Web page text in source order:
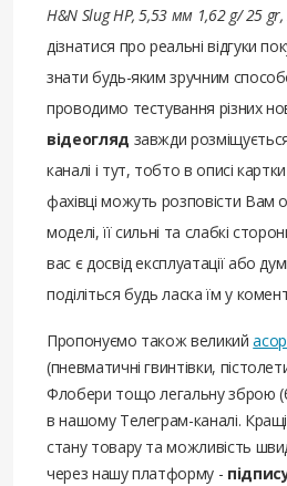
H&N Slug HP, 5,53 мм 1,62 g/ 25
дізнатися про реальні відгуки
знати будь-яким зручним
проводимо тестування різних
відеогляд завжди
каналі і тут, тобто в описі
фахівці можуть розповісти Вам
моделі, її сильні та слабкі
вас є досвід експлуатації або
поділіться будь ласка їм у
Пропонуємо також великий
(пневматичні гвинтівки,
Флобери тощо легальну зброю
в нашому Телеграм-каналі.
стану товару та можливість
через нашу платформу -